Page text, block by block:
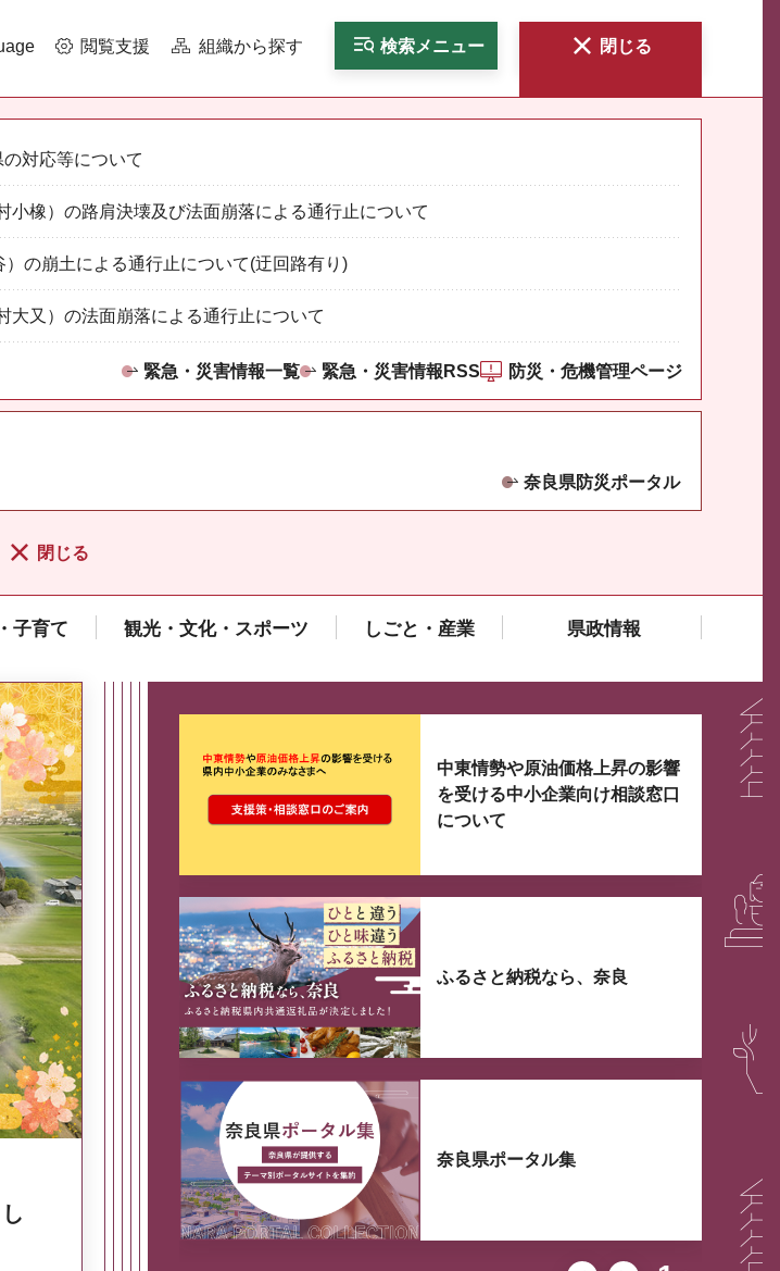
閲覧支援 組織から探す 検索メニュー 閉じる
対応等について
小橡）の路肩決壊及び法面崩落による通行止について
の崩土による通行止について(迂回路有り)
大又）の法面崩落による通行止について
緊急・災害情報一覧 緊急・災害情報RSS 防災・危機管理ページ
奈良県防災ポータル
閉じる
子育て 観光・文化・スポーツ しごと・産業 県政情報
ここから最大3つずつ情報が表示されるスライダーがあります。
県民だより奈良」
号
奈良県政策集
中東情勢や原油価格上昇の影響
を受ける中小企業向け相談窓口
について
ふるさと納税なら、奈良
奈良県ポータル集